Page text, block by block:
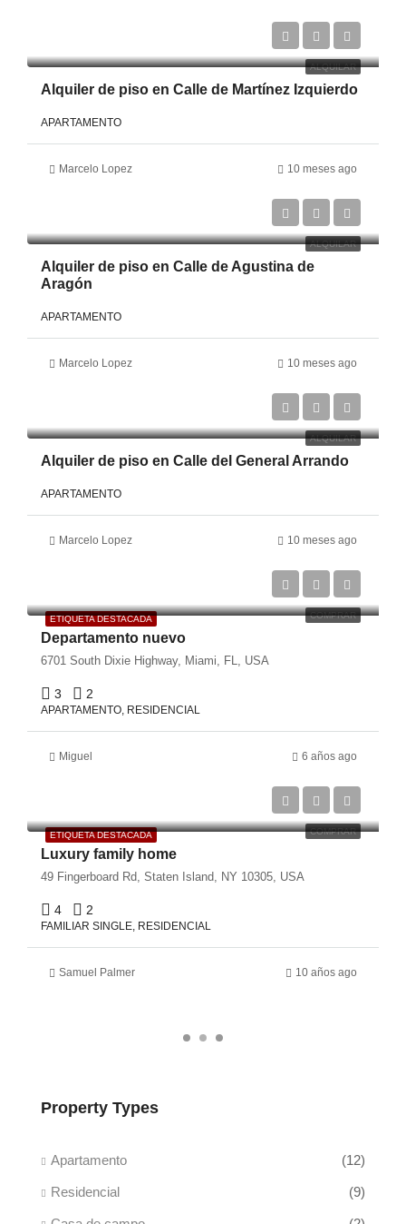
ALQUILAR
Alquiler de piso en Calle de Martínez Izquierdo
APARTAMENTO
Marcelo Lopez 10 meses ago
ALQUILAR
Alquiler de piso en Calle de Agustina de
Aragón
APARTAMENTO
Marcelo Lopez 10 meses ago
ALQUILAR
Alquiler de piso en Calle del General Arrando
APARTAMENTO
Marcelo Lopez 10 meses ago
ETIQUETA DESTACADA COMPRAR
Departamento nuevo
6701 South Dixie Highway, Miami, FL, USA
3 2
APARTAMENTO, RESIDENCIAL
Miguel 6 años ago
ETIQUETA DESTACADA COMPRAR
Luxury family home
49 Fingerboard Rd, Staten Island, NY 10305, USA
4 2
FAMILIAR SINGLE, RESIDENCIAL
Samuel Palmer 10 años ago
Property Types
Apartamento (12)
Residencial (9)